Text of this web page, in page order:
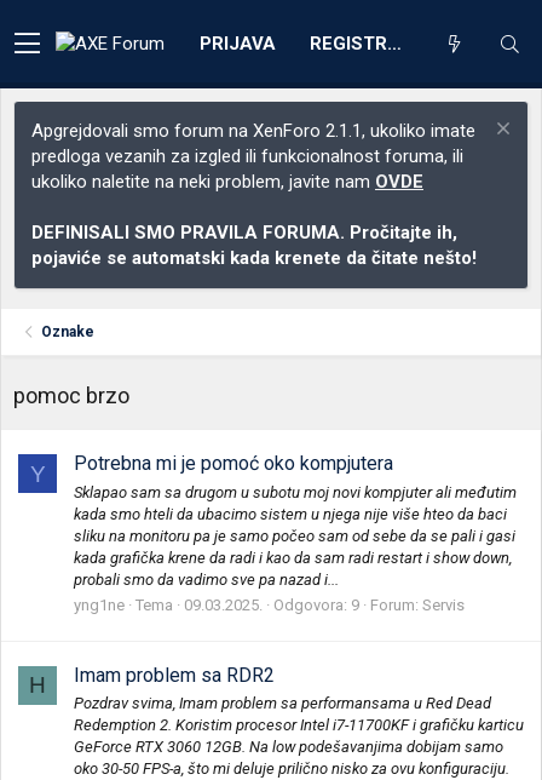
PRIJAVA REGISTRACIJA
Apgrejdovali smo forum na XenForo 2.1.1, ukoliko imate
predloga vezanih za izgled ili funkcionalnost foruma, ili
ukoliko naletite na neki problem, javite nam OVDE
DEFINISALI SMO PRAVILA FORUMA. Pročitajte ih,
pojaviće se automatski kada krenete da čitate nešto!
Oznake
pomoc brzo
Y Potrebna mi je pomoć oko kompjutera
Sklapao sam sa drugom u subotu moj novi kompjuter ali međutim
kada smo hteli da ubacimo sistem u njega nije više hteo da baci
sliku na monitoru pa je samo počeo sam od sebe da se pali i gasi
kada grafička krene da radi i kao da sam radi restart i show down,
probali smo da vadimo sve pa nazad i...
yng1ne Tema 09.03.2025. Odgovora: 9 Forum: Servis
H Imam problem sa RDR2
Pozdrav svima, Imam problem sa performansama u Red Dead
Redemption 2. Koristim procesor Intel i7-11700KF i grafičku karticu
GeForce RTX 3060 12GB. Na low podešavanjima dobijam samo
oko 30-50 FPS-a, što mi deluje prilično nisko za ovu konfiguraciju.